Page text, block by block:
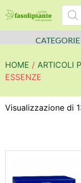
CATEGORIE
HOME / ARTICOLI
ESSENZE
Visualizzazione di